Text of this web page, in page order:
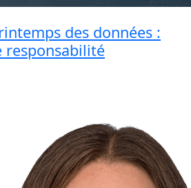
des données :
responsabilité